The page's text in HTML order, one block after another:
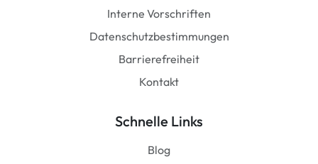
Interne Vorschriften
Datenschutzbestimmungen
Barrierefreiheit
Kontakt
Schnelle Links
Blog